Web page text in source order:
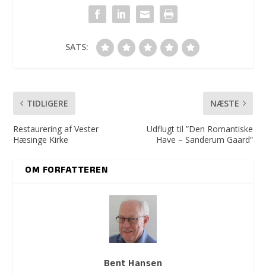
SATS:
TIDLIGERE
Restaurering af Vester
Hæsinge Kirke
NÆSTE
Udflugt til ”Den Romantiske
Have – Sanderum Gaard”
OM FORFATTEREN
Bent Hansen